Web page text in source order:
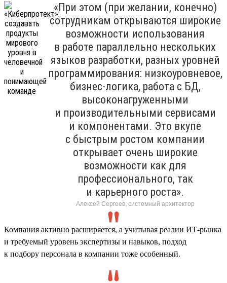
«При этом (при желании, конечно)
сотрудникам открываются широкие
возможности использования
в работе параллельно нескольких
языков разработки, разных уровней
программирования: низкоуровневое,
бизнес-логика, работа с БД,
высоконагруженными
и производительными сервисами
и компонентами. Это вкупе
с быстрым ростом компании
открывает очень широкие
возможности как для
профессионального, так
и карьерного роста».
Алексей Сергеев, системный архитектор
Компания активно расширяется, а учитывая реалии ИТ-рынка
и требуемый уровень экспертизы и навыков, подход
к подбору персонала в компании тоже особенный.